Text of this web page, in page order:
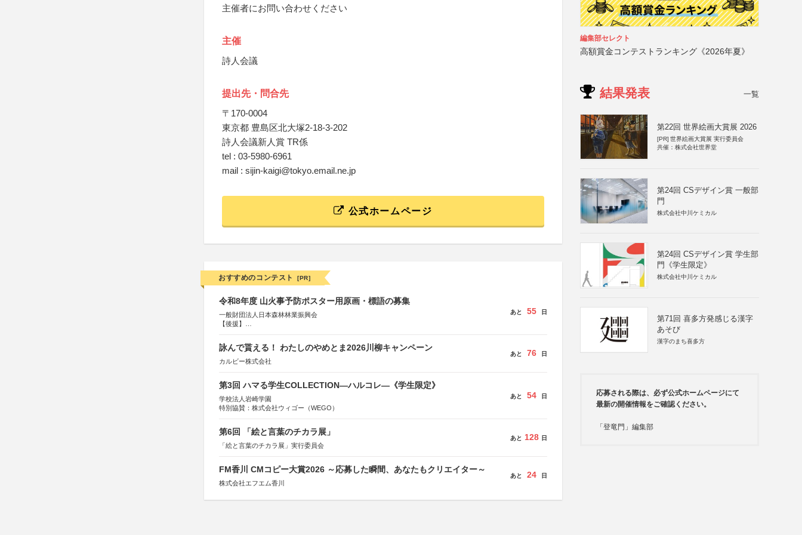
主催者にお問い合わせください
主催
詩人会議
提出先・問合先
〒170-0004
東京都 豊島区北大塚2-18-3-202
詩人会議新人賞 TR係
tel : 03-5980-6961
mail : sijin-kaigi@tokyo.email.ne.jp
公式ホームページ
おすすめのコンテスト [PR]
令和8年度 山火事予防ポスター用原画・標語の募集
一般財団法人日本森林林業振興会
【後援】
あと 55 日
詠んで貰える！ わたしのやめとま2026川柳キャンペーン
カルビー株式会社
あと 76 日
第3回 ハマる学生COLLECTION―ハルコレ―《学生限定》
学校法人岩崎学園
特別協賛：株式会社ウィゴー（WEGO）
あと 54 日
第6回 「絵と言葉のチカラ展」
「絵と言葉のチカラ展」実行委員会
あと 128 日
FM香川 CMコピー大賞2026 ～応募した瞬間、あなたもクリエイター～
株式会社エフエム香川
あと 24 日
編集部セレクト
高額賞金コンテストランキング《2026年夏》
結果発表 一覧
第22回 世界絵画大賞展 2026
[PR] 世界絵画大賞展 実行委員会
共催：株式会社世界堂
第24回 CSデザイン賞 一般部
門
株式会社中川ケミカル
第24回 CSデザイン賞 学生部
門《学生限定》
株式会社中川ケミカル
第71回 喜多方発感じる漢字
あそび
漢字のまち喜多方
応募される際は、必ず公式ホームページにて
最新の開催情報をご確認ください。
「登竜門」編集部